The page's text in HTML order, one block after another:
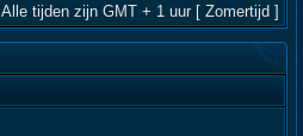
Alle tijden zijn GMT + 1 uur [ Zomertijd ]